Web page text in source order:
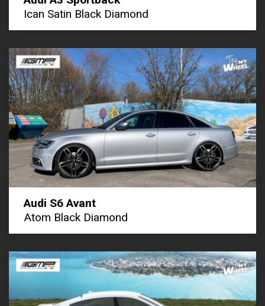
Ican Satin Black Diamond
Audi S6 Avant
Atom Black Diamond